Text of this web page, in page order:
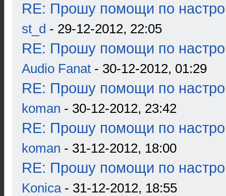
RE: Прошу помощи по
st_d - 29-12-2012, 22:05
RE: Прошу помощи по
Audio Fanat - 30-12-2012, 01:29
RE: Прошу помощи по
koman - 30-12-2012, 23:42
RE: Прошу помощи по
koman - 31-12-2012, 18:00
RE: Прошу помощи по
Konica- 31-12-2012, 18:55